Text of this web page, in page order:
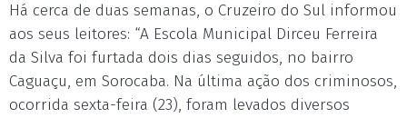
Há cerca de duas semanas, o Cruzeiro do Sul informou
aos seus leitores: “A Escola Municipal Dirceu Ferreira
da Silva foi furtada dois dias seguidos, no bairro
Caguaçu, em Sorocaba. Na última ação dos criminosos,
ocorrida sexta-feira (23), foram levados diversos